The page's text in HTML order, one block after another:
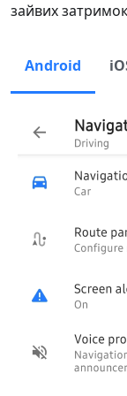
зайвих
Android